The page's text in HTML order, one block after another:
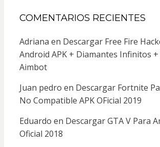
COMENTARIOS RECIENTES
Adriana en Descargar Free Fire
Android APK + Diamantes Infinitos +
Aimbot
Juan pedro en Descargar Fortnite
No Compatible APK OFicial 2019
Eduardo en Descargar GTA V Para
Oficial 2018